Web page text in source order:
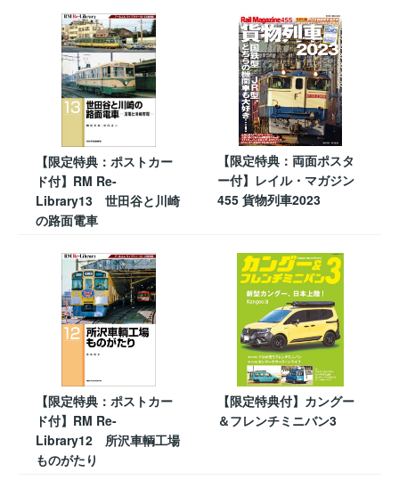
【限定特典：ポストカー
ド付】RM Re-
Library13 世田谷と川崎
の路面電車
【限定特典：両面ポスタ
ー付】レイル・マガジン
455 貨物列車2023
【限定特典：ポストカー
ド付】RM Re-
Library12 所沢車輌工場
ものがたり
【限定特典付】カングー
＆フレンチミニバン3